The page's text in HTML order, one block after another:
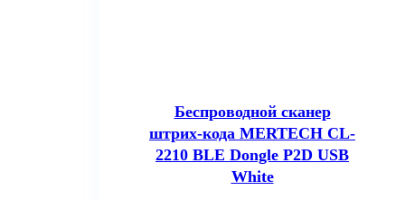
Беспроводной сканер
штрих-кода MERTECH CL-
2210 BLE Dongle P2D USB
White